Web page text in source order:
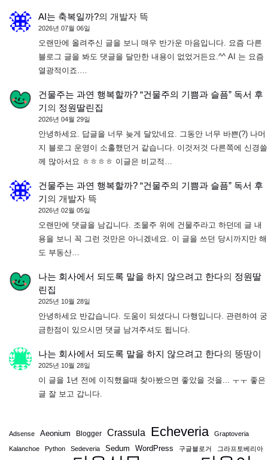
AI는 축복일까?의 개발자 뜩
2026년 07월 06일
오랜만에 올려주신 글을 보니 매우 반가운 마음입니다. 요즘 다른
블로그 글을 봐도 댓글을 달만한 내용이 없었거든요.^^ AI 는 요즘
열광적이죠.…
건물주는 과연 행복할까? “건물주의 기쁨과 슬픔” 독서 후
기의 정원딸린집
2026년 04월 29일
안녕하세요. 답글을 너무 늦게 달았네요. 그동안 너무 바쁜(?) 나머
지 블로그 운영이 소홀했던거 같습니다. 이것저것 다른쪽에 신경쓸
께 많아서요 ㅎㅎㅎㅎ 이글은 비교적…
건물주는 과연 행복할까? “건물주의 기쁨과 슬픔” 독서 후
기의 개발자 뜩
2026년 02월 05일
오랜만에 댓글을 남깁니다. 조물주 위에 건물주라고 하던데 글 내
용을 보니 꼭 그런 것만은 아니겠네요. 이 글을 쓰던 당시까지만 해
도 부동산…
나는 회사에서 되도록 말을 하지 않으려고 한다의 정원딸
린집
2025년 10월 28일
안녕하세요 반갑습니다. 도움이 되셨다니 다행입니다. 관련하여 궁
금한점이 있으시면 댓글 남겨주셔도 됩니다.
나는 회사에서 되도록 말을 하지 않으려고 한다의 뚱땅이
2025년 10월 28일
이 글을 1년 전에 이직했을때 찾아봤으면 좋았을 것을... ㅜㅜ 좋은
글 잘 보고 갑니다.
Adsense Aeonium Blogger Crassula Echeveria Graptoveria
Kalanchoe Python Sedeveria Sedum WordPress 구글블로거 그라프토베리아